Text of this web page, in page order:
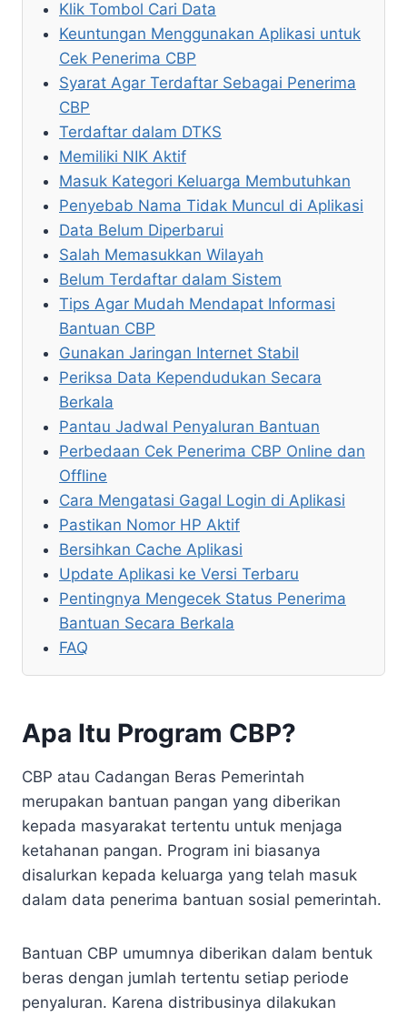
Klik Tombol Cari Data
Keuntungan Menggunakan Aplikasi untuk
Cek Penerima CBP
Syarat Agar Terdaftar Sebagai Penerima
CBP
Terdaftar dalam DTKS
Memiliki NIK Aktif
Masuk Kategori Keluarga Membutuhkan
Penyebab Nama Tidak Muncul di Aplikasi
Data Belum Diperbarui
Salah Memasukkan Wilayah
Belum Terdaftar dalam Sistem
Tips Agar Mudah Mendapat Informasi
Bantuan CBP
Gunakan Jaringan Internet Stabil
Periksa Data Kependudukan Secara
Berkala
Pantau Jadwal Penyaluran Bantuan
Perbedaan Cek Penerima CBP Online dan
Offline
Cara Mengatasi Gagal Login di Aplikasi
Pastikan Nomor HP Aktif
Bersihkan Cache Aplikasi
Update Aplikasi ke Versi Terbaru
Pentingnya Mengecek Status Penerima
Bantuan Secara Berkala
FAQ
Apa Itu Program CBP?
CBP atau Cadangan Beras Pemerintah
merupakan bantuan pangan yang diberikan
kepada masyarakat tertentu untuk menjaga
ketahanan pangan. Program ini biasanya
disalurkan kepada keluarga yang telah masuk
dalam data penerima bantuan sosial pemerintah.
Bantuan CBP umumnya diberikan dalam bentuk
beras dengan jumlah tertentu setiap periode
penyaluran. Karena distribusinya dilakukan